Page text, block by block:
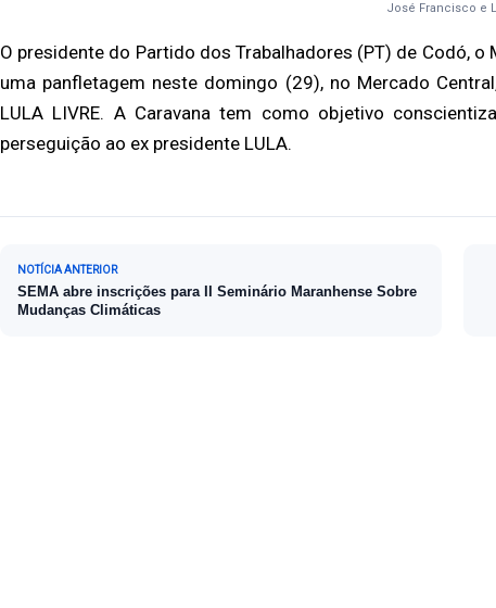
José Francisco e
O presidente do Partido dos Trabalhadores (PT) de Codó,
uma panfletagem neste domingo (29), no Mercado
LULA LIVRE. A Caravana tem como objetivo
perseguição ao ex presidente LULA.
Navegação de Post
NOTÍCIA ANTERIOR
SEMA abre inscrições para II Seminário Maranhense Sobre
Mudanças Climáticas